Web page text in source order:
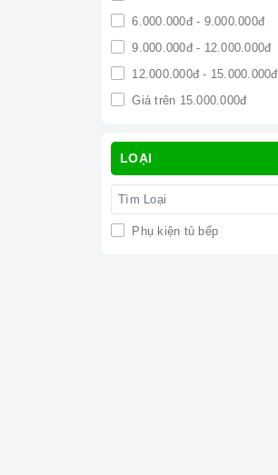
6.000.000đ - 9.000.000đ
9.000.000đ - 12.000.000đ
12.000.000đ - 15.000.000đ
Giá trên 15.000.000đ
LOẠI
Phụ kiện tủ bếp